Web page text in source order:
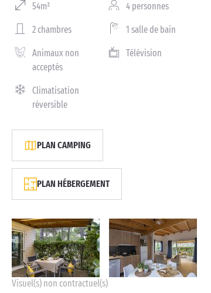
54m² 4 personnes
2 chambres 1 salle de bain
Animaux non
acceptés
Télévision
Climatisation
réversible
PLAN CAMPING
PLAN HÉBERGEMENT
Visuel(s) non contractuel(s)